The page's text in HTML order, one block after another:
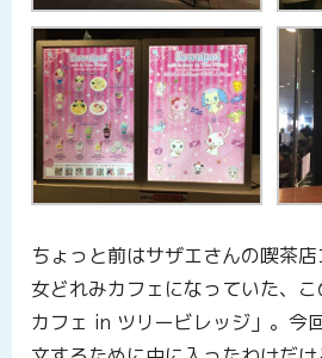
ちょっと前はサザエさんの喫茶
女どれみカフェになっていた、
カフェ in ツリービレッジ」。今